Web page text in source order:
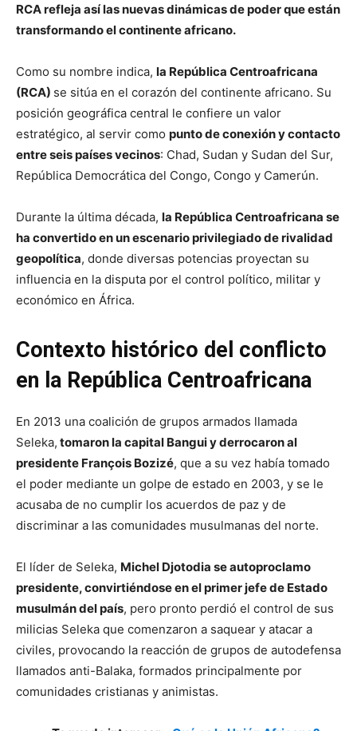
RCA refleja así las nuevas dinámicas de poder que están
transformando el continente africano.
Como su nombre indica, la República Centroafricana
(RCA) se sitúa en el corazón del continente africano. Su
posición geográfica central le confiere un valor
estratégico, al servir como punto de conexión y contacto
entre seis países vecinos: Chad, Sudan y Sudan del Sur,
República Democrática del Congo, Congo y Camerún.
Durante la última década, la República Centroafricana se
ha convertido en un escenario privilegiado de rivalidad
geopolítica, donde diversas potencias proyectan su
influencia en la disputa por el control político, militar y
económico en África.
Contexto histórico del conflicto
en la República Centroafricana
En 2013 una coalición de grupos armados llamada
Seleka, tomaron la capital Bangui y derrocaron al
presidente François Bozizé, que a su vez había tomado
el poder mediante un golpe de estado en 2003, y se le
acusaba de no cumplir los acuerdos de paz y de
discriminar a las comunidades musulmanas del norte.
El líder de Seleka, Michel Djotodia se autoproclamo
presidente, convirtiéndose en el primer jefe de Estado
musulmán del país, pero pronto perdió el control de sus
milicias Seleka que comenzaron a saquear y atacar a
civiles, provocando la reacción de grupos de autodefensa
llamados anti-Balaka, formados principalmente por
comunidades cristianas y animistas.